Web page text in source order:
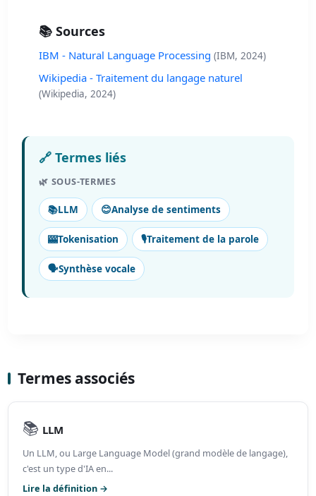
📚 Sources
IBM - Natural Language Processing (IBM, 2024)
Wikipedia - Traitement du langage naturel
(Wikipedia, 2024)
🔗 Termes liés
🌿 SOUS-TERMES
📚LLM 😊Analyse de sentiments
🎰Tokenisation 🎙️Traitement de la parole
🗣️Synthèse vocale
Termes associés
📚 LLM
Un LLM, ou Large Language Model (grand modèle de langage),
c'est un type d'IA en...
Lire la définition →